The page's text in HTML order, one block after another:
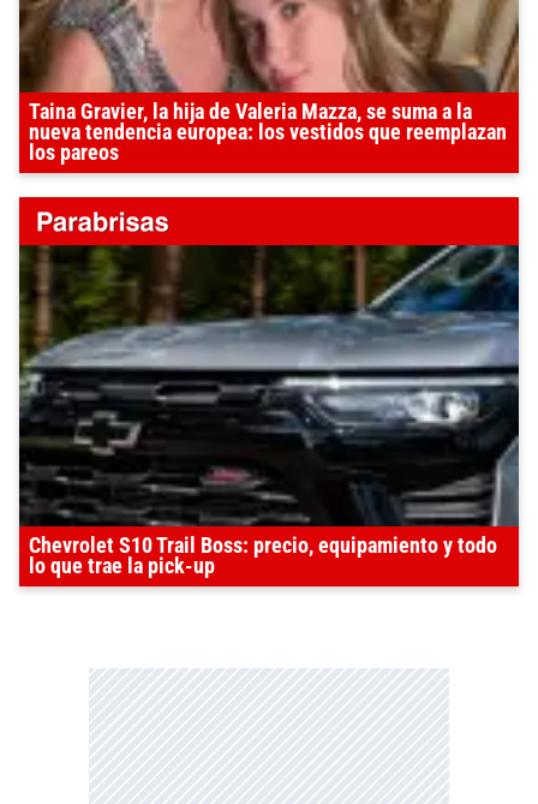
Taina Gravier, la hija de Valeria Mazza, se suma a la
nueva tendencia europea: los vestidos que reemplazan
los pareos
Chevrolet S10 Trail Boss: precio, equipamiento y todo
lo que trae la pick-up